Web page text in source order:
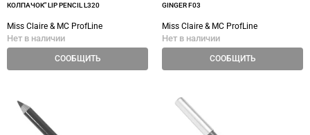
КОЛПАЧОК" LIP PENCIL L320
Miss Claire & MC ProfLine
Нет в наличии
СООБЩИТЬ
GINGER F03
Miss Claire & MC ProfLine
Нет в наличии
СООБЩИТЬ